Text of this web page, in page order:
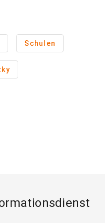
Schulen